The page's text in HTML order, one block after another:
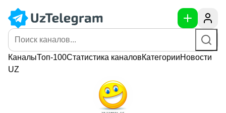
КаналыТоп-100Статистика каналовКатегорииНовости
UZ